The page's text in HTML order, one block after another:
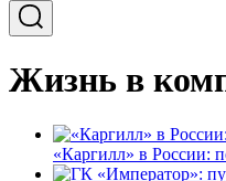
Жизнь в
«Каргилл» в России: